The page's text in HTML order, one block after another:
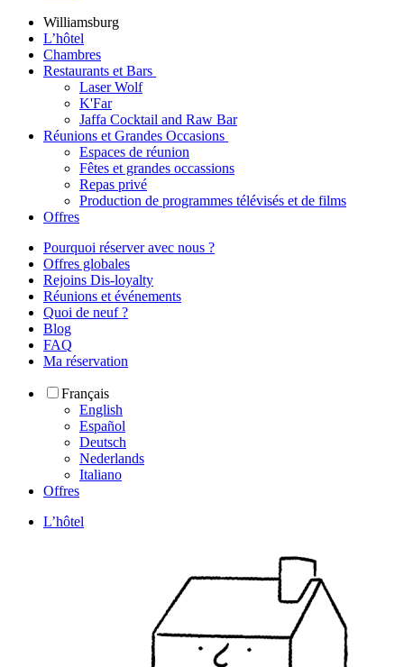
Williamsburg
L’hôtel
Chambres
Restaurants et Bars
Laser Wolf
K'Far
Jaffa Cocktail and Raw Bar
Réunions et Grandes Occasions
Espaces de réunion
Fêtes et grandes occassions
Repas privé
Production de programmes télévisés et de films
Offres
Pourquoi réserver avec nous ?
Offres globales
Rejoins Dis-loyalty
Réunions et événements
Quoi de neuf ?
Blog
FAQ
Ma réservation
Français
English
Español
Deutsch
Nederlands
Italiano
Offres
L’hôtel